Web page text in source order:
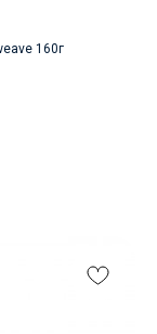
160г